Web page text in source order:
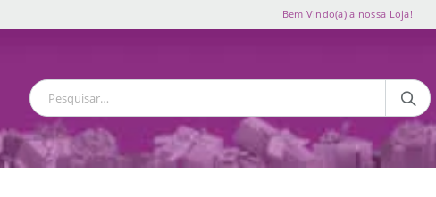
Bem Vindo(a) a nossa Loja!